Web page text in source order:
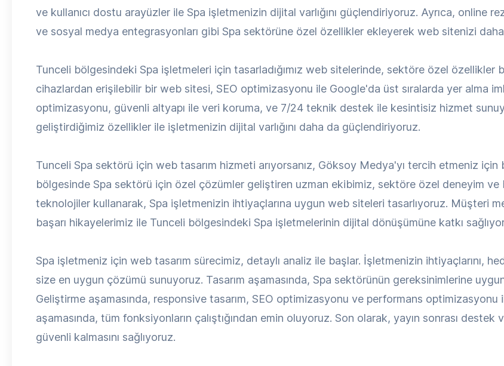
ve kullanıcı dostu arayüzler ile Spa işletmenizin dijital varlığını güçlendiriyoruz. Ayrıca, online
ve sosyal medya entegrasyonları gibi Spa sektörüne özel özellikler ekleyerek web sitenizi
Tunceli bölgesindeki Spa işletmeleri için tasarladığımız web sitelerinde, sektöre özel özellikler
cihazlardan erişilebilir bir web sitesi, SEO optimizasyonu ile Google'da üst sıralarda yer alma
optimizasyonu, güvenli altyapı ile veri koruma, ve 7/24 teknik destek ile kesintisiz hizmet
geliştirdiğimiz özellikler ile işletmenizin dijital varlığını daha da güçlendiriyoruz.
Tunceli Spa sektörü için web tasarım hizmeti arıyorsanız, Göksoy Medya'yı tercih etmeniz
bölgesinde Spa sektörü için özel çözümler geliştiren uzman ekibimiz, sektöre özel deneyim
teknolojiler kullanarak, Spa işletmenizin ihtiyaçlarına uygun web siteleri tasarlıyoruz. Müşteri
başarı hikayelerimiz ile Tunceli bölgesindeki Spa işletmelerinin dijital dönüşümüne katkı
Spa işletmeniz için web tasarım sürecimiz, detaylı analiz ile başlar. İşletmenizin ihtiyaçlarını,
size en uygun çözümü sunuyoruz. Tasarım aşamasında, Spa sektörünün gereksinimlerine
Geliştirme aşamasında, responsive tasarım, SEO optimizasyonu ve performans
aşamasında, tüm fonksiyonların çalıştığından emin oluyoruz. Son olarak, yayın sonrası
güvenli kalmasını sağlıyoruz.